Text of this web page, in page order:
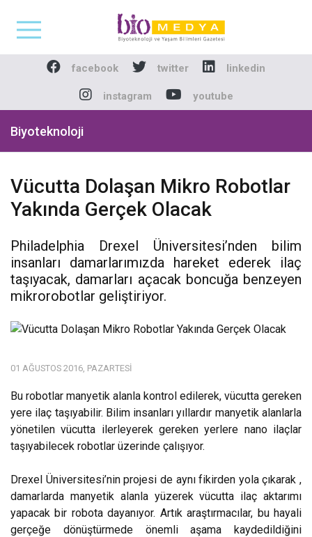
Biomedya -
facebook twitter linkedin
instagram youtube
Biyoteknoloji
Vücutta Dolaşan Mikro Robotlar
Yakında Gerçek Olacak
Philadelphia Drexel Üniversitesi’nden bilim
insanları damarlarımızda hareket ederek ilaç
taşıyacak, damarları açacak boncuğa benzeyen
mikrorobotlar geliştiriyor.
01 AĞUSTOS 2016, PAZARTESI
Bu robotlar manyetik alanla kontrol edilerek, vücutta gereken
yere ilaç taşıyabilir. Bilim insanları yıllardır manyetik alanlarla
yönetilen vücutta ilerleyerek gereken yerlere nano ilaçlar
taşıyabilecek robotlar üzerinde çalışıyor.
Drexel Üniversitesi’nin projesi de aynı fikirden yola çıkarak ,
damarlarda manyetik alanla yüzerek vücutta ilaç aktarımı
yapacak bir robota dayanıyor. Artık araştırmacılar, bu hayali
gerçeğe dönüştürmede önemli aşama kaydedildiğini